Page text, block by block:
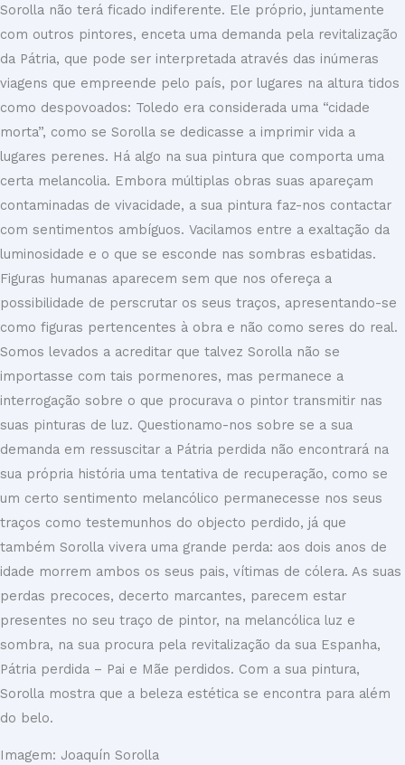
Sorolla não terá ficado indiferente. Ele próprio, juntamente
com outros pintores, enceta uma demanda pela revitalização
da Pátria, que pode ser interpretada através das inúmeras
viagens que empreende pelo país, por lugares na altura tidos
como despovoados: Toledo era considerada uma “cidade
morta”, como se Sorolla se dedicasse a imprimir vida a
lugares perenes. Há algo na sua pintura que comporta uma
certa melancolia. Embora múltiplas obras suas apareçam
contaminadas de vivacidade, a sua pintura faz-nos contactar
com sentimentos ambíguos. Vacilamos entre a exaltação da
luminosidade e o que se esconde nas sombras esbatidas.
Figuras humanas aparecem sem que nos ofereça a
possibilidade de perscrutar os seus traços, apresentando-se
como figuras pertencentes à obra e não como seres do real.
Somos levados a acreditar que talvez Sorolla não se
importasse com tais pormenores, mas permanece a
interrogação sobre o que procurava o pintor transmitir nas
suas pinturas de luz. Questionamo-nos sobre se a sua
demanda em ressuscitar a Pátria perdida não encontrará na
sua própria história uma tentativa de recuperação, como se
um certo sentimento melancólico permanecesse nos seus
traços como testemunhos do objecto perdido, já que
também Sorolla vivera uma grande perda: aos dois anos de
idade morrem ambos os seus pais, vítimas de cólera. As suas
perdas precoces, decerto marcantes, parecem estar
presentes no seu traço de pintor, na melancólica luz e
sombra, na sua procura pela revitalização da sua Espanha,
Pátria perdida – Pai e Mãe perdidos. Com a sua pintura,
Sorolla mostra que a beleza estética se encontra para além
do belo.
Imagem: Joaquín Sorolla